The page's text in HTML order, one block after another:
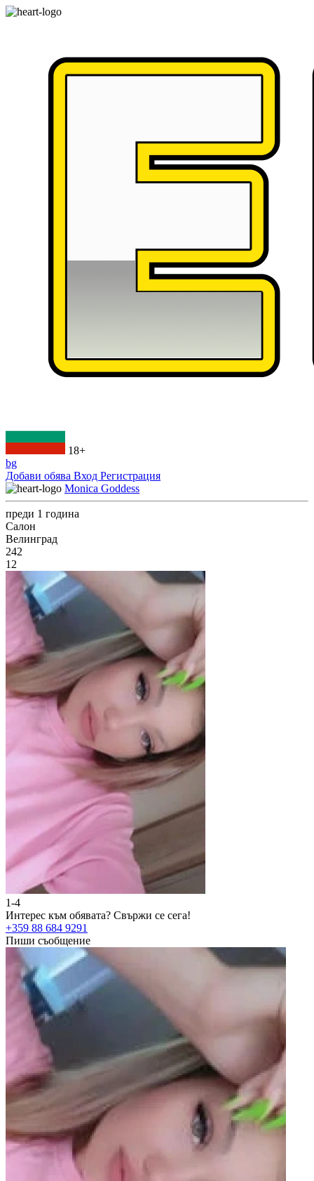
18+
bg
Добави обява Вход Регистрация
Monica Goddess
преди 1 година
Салон
Велинград
242
12
1-4
Интерес към обявата? Свържи се сега!
+359 88 684 9291
Пиши съобщение